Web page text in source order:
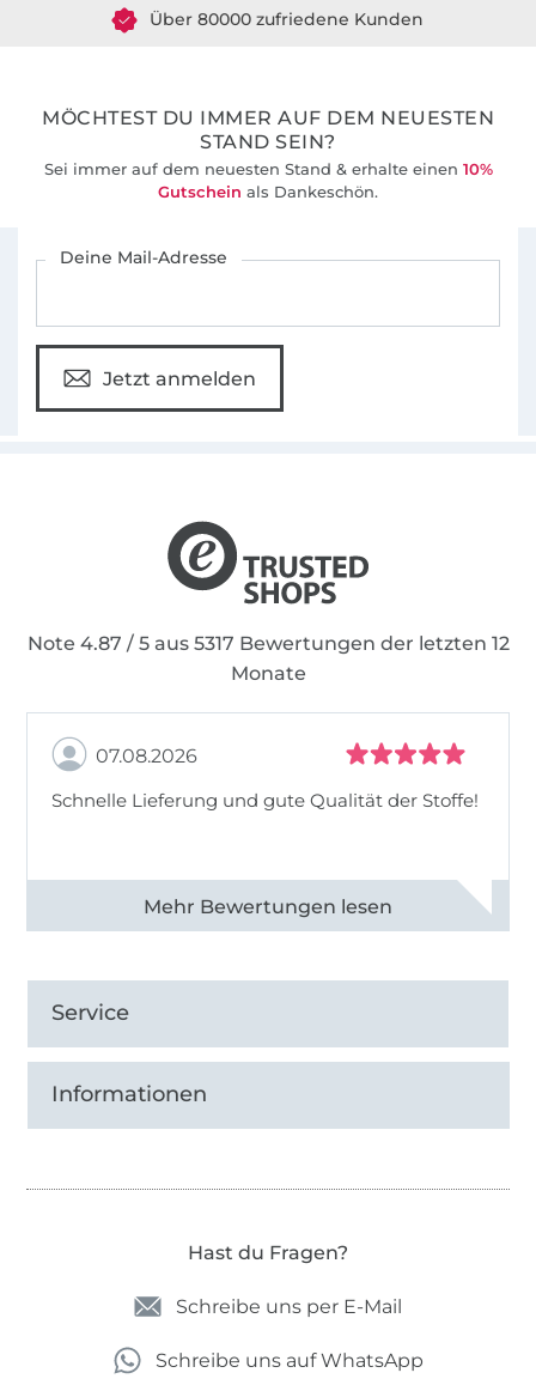
Über 80000 zufriedene Kunden
MÖCHTEST DU IMMER AUF DEM NEUESTEN
STAND SEIN?
Sei immer auf dem neuesten Stand & erhalte einen 10%
Gutschein als Dankeschön.
Deine Mail-Adresse
Jetzt anmelden
Note 4.87 / 5 aus 5317 Bewertungen der letzten 12
Monate
07.08.2026
Schnelle Lieferung und gute Qualität der Stoffe!
Alle 82990 Bewertungen ansehen
Service
Informationen
Hast du Fragen?
Schreibe uns per E-Mail
Schreibe uns auf WhatsApp